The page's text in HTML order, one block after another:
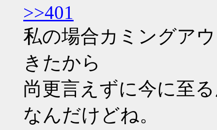
>>401
私の場合カミングア
きたから
尚更言えずに今に至
なんだけどね。